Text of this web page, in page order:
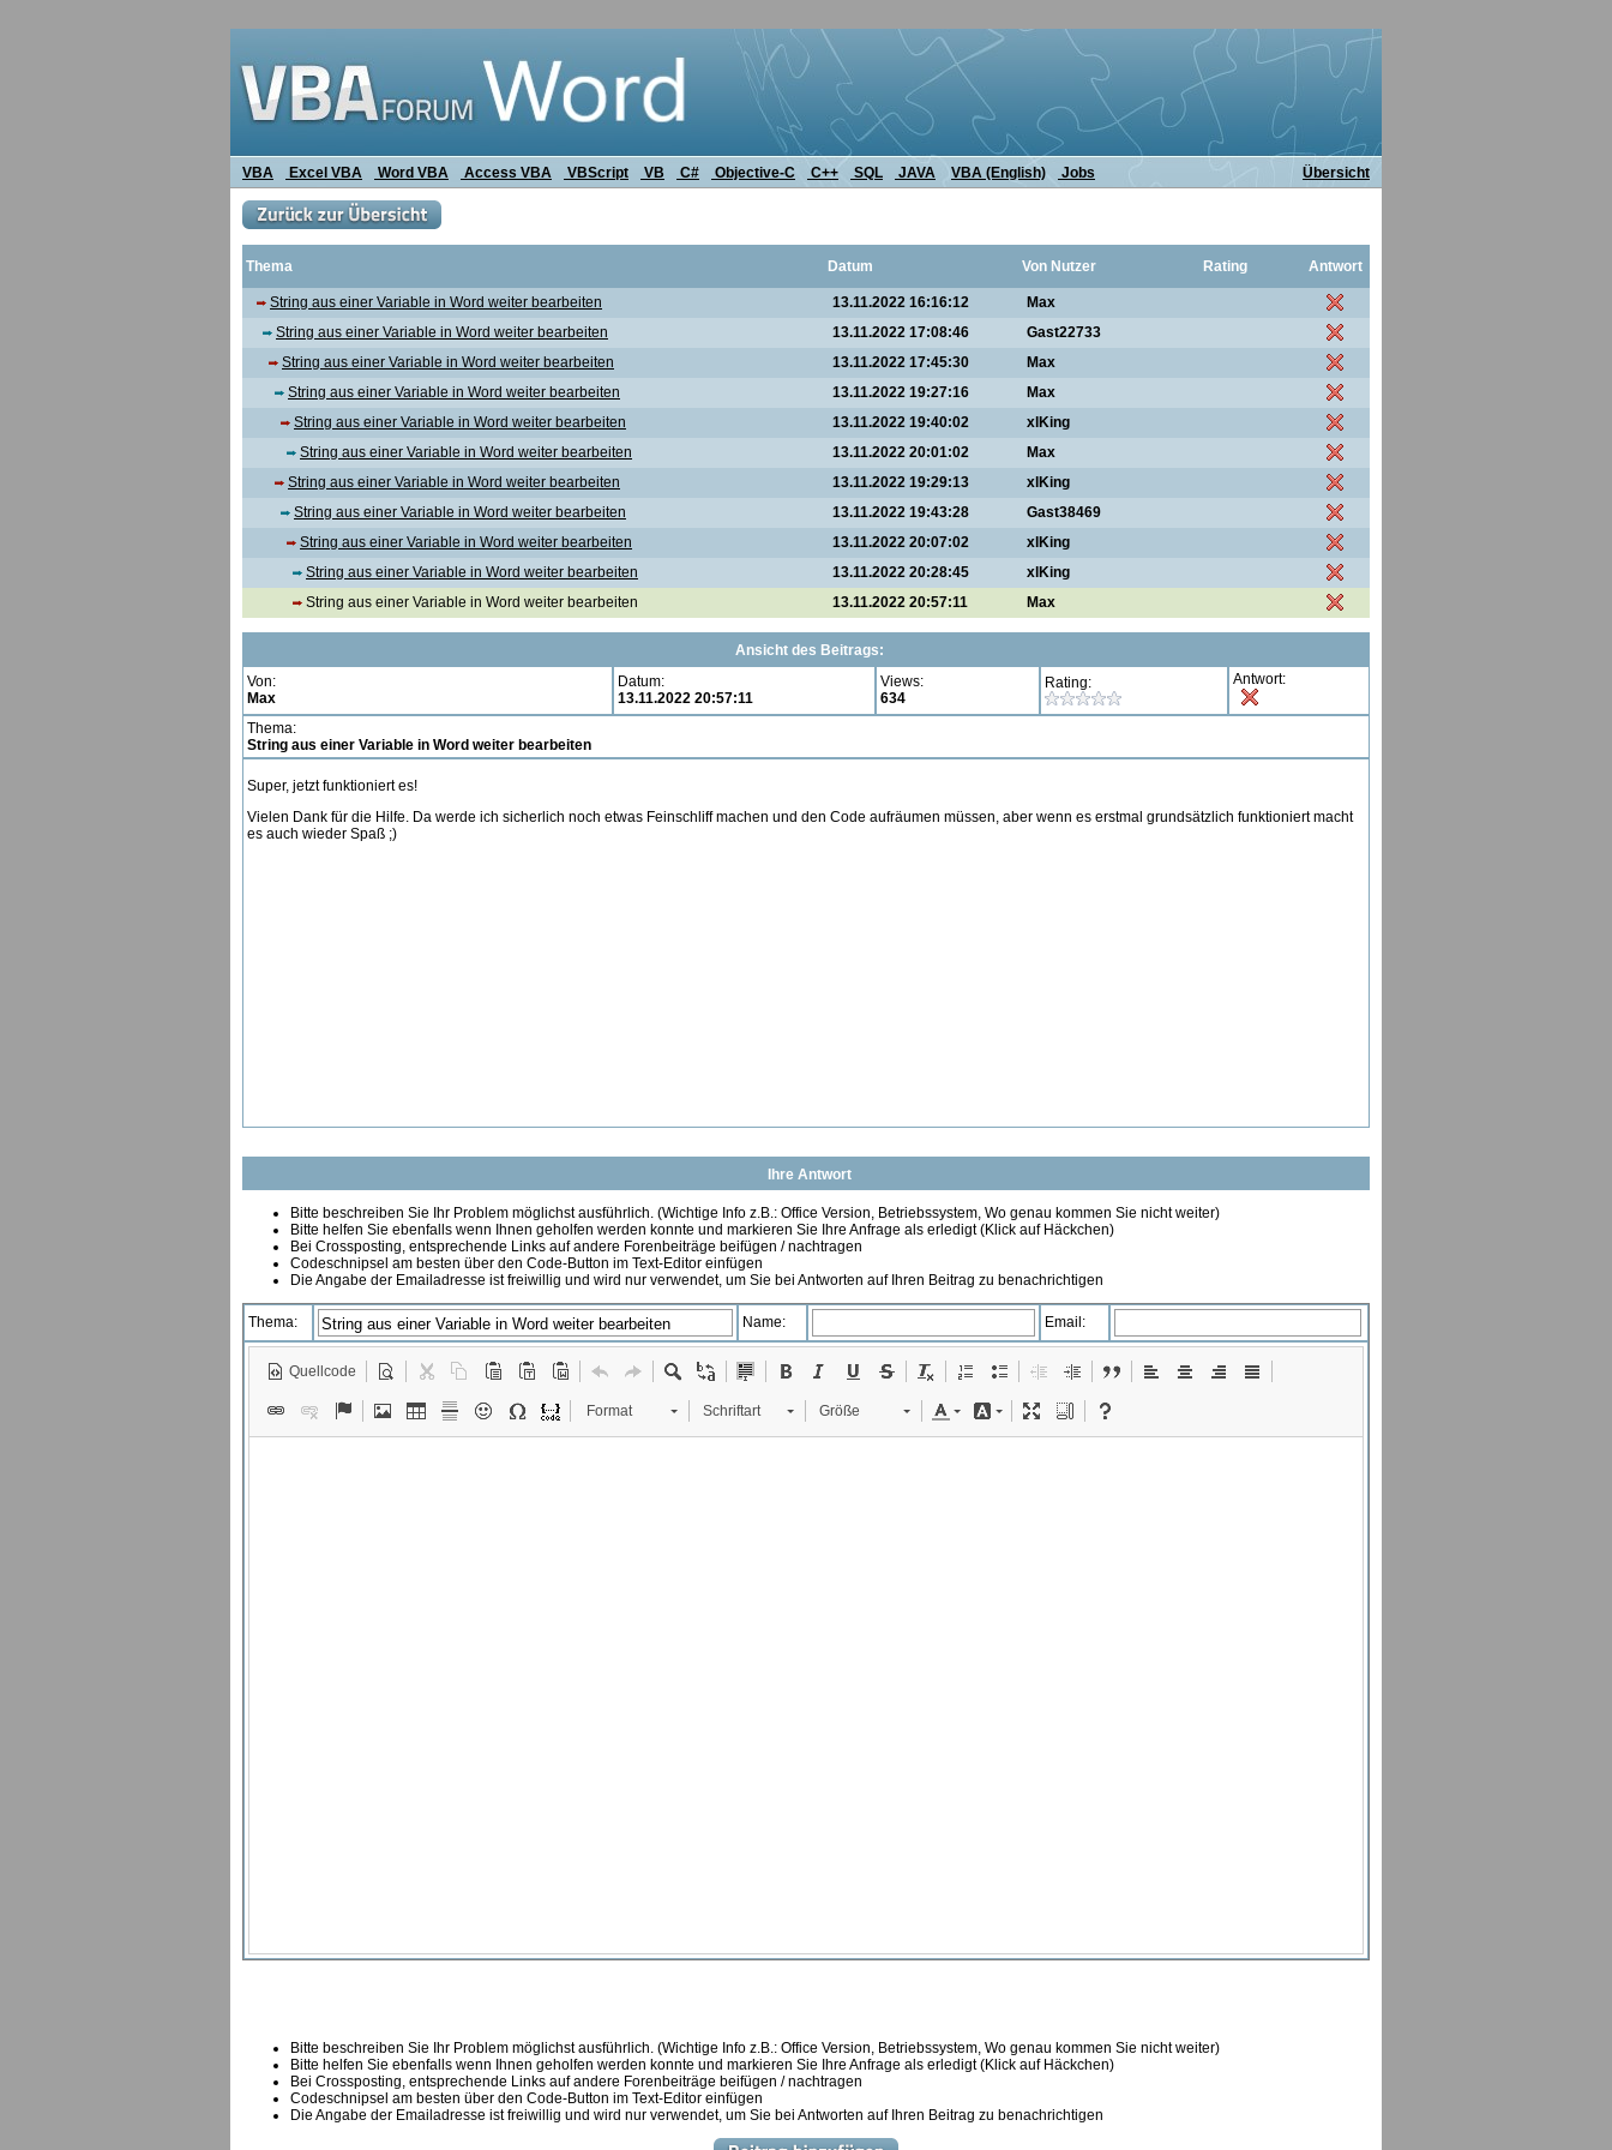
VBA Excel VBA Word VBA Access VBA VBScript VB C# Objective-C C++ SQL JAVA VBA (English) Jobs Übersicht
Thema Datum Von Nutzer Rating Antwort
String aus einer Variable in Word weiter bearbeiten 13.11.2022 16:16:12
Max
String aus einer Variable in Word weiter bearbeiten
13.11.2022 17:08:46
Gast22733
String aus einer Variable in Word weiter bearbeiten
13.11.2022 17:45:30
Max
String aus einer Variable in Word weiter bearbeiten
13.11.2022 19:27:16
Max
String aus einer Variable in Word weiter bearbeiten
13.11.2022 19:40:02
xlKing
String aus einer Variable in Word weiter bearbeiten
13.11.2022 20:01:02
Max
String aus einer Variable in Word weiter bearbeiten
13.11.2022 19:29:13
xlKing
String aus einer Variable in Word weiter bearbeiten
13.11.2022 19:43:28
Gast38469
String aus einer Variable in Word weiter bearbeiten
13.11.2022 20:07:02
xlKing
String aus einer Variable in Word weiter bearbeiten
13.11.2022 20:28:45
xlKing
String aus einer Variable in Word weiter bearbeiten
13.11.2022 20:57:11 Max
Ansicht des Beitrags:
Von:
Max
Datum:
13.11.2022 20:57:11
Views:
634
Rating: Antwort:
Thema:
String aus einer Variable in Word weiter bearbeiten
Super, jetzt funktioniert es!
Vielen Dank für die Hilfe. Da werde ich sicherlich noch etwas Feinschliff machen und den Code aufräumen müssen, aber wenn es erstmal grundsätzlich funktioniert macht
es auch wieder Spaß ;)
Ihre Antwort
Bitte beschreiben Sie Ihr Problem möglichst ausführlich. (Wichtige Info z.B.: Office Version, Betriebssystem, Wo genau kommen Sie nicht weiter)
Bitte helfen Sie ebenfalls wenn Ihnen geholfen werden konnte und markieren Sie Ihre Anfrage als erledigt (Klick auf Häckchen)
Bei Crossposting, entsprechende Links auf andere Forenbeiträge beifügen / nachtragen
Codeschnipsel am besten über den Code-Button im Text-Editor einfügen
Die Angabe der Emailadresse ist freiwillig und wird nur verwendet, um Sie bei Antworten auf Ihren Beitrag zu benachrichtigen
Thema: Name: Email:
Quellcode
Format Schriftart Größe
Bitte beschreiben Sie Ihr Problem möglichst ausführlich. (Wichtige Info z.B.: Office Version, Betriebssystem, Wo genau kommen Sie nicht weiter)
Bitte helfen Sie ebenfalls wenn Ihnen geholfen werden konnte und markieren Sie Ihre Anfrage als erledigt (Klick auf Häckchen)
Bei Crossposting, entsprechende Links auf andere Forenbeiträge beifügen / nachtragen
Codeschnipsel am besten über den Code-Button im Text-Editor einfügen
Die Angabe der Emailadresse ist freiwillig und wird nur verwendet, um Sie bei Antworten auf Ihren Beitrag zu benachrichtigen